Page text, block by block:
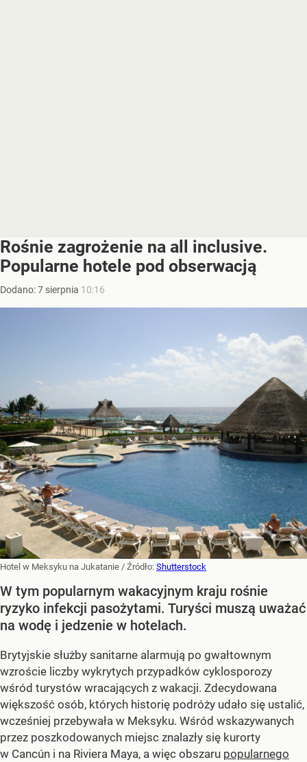
Rośnie zagrożenie na all inclusive.
Popularne hotele pod obserwacją
Dodano:7 sierpnia 10:16
Hotel w Meksyku na Jukatanie / Źródło: Shutterstock
W tym popularnym wakacyjnym kraju rośnie
ryzyko infekcji pasożytami. Turyści muszą uważać
na wodę i jedzenie w hotelach.
Brytyjskie służby sanitarne alarmują po gwałtownym
wzroście liczby wykrytych przypadków cyklosporozy
wśród turystów wracających z wakacji. Zdecydowana
większość osób, których historię podróży udało się ustalić,
wcześniej przebywała w Meksyku. Wśród wskazywanych
przez poszkodowanych miejsc znalazły się kurorty
w Cancún i na Riviera Maya, a więc obszaru popularnego